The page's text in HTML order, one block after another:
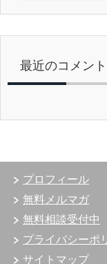
最近のコメント
プロフィール
無料メルマガ
無料相談受付中
プライバシーポ
サイトマップ